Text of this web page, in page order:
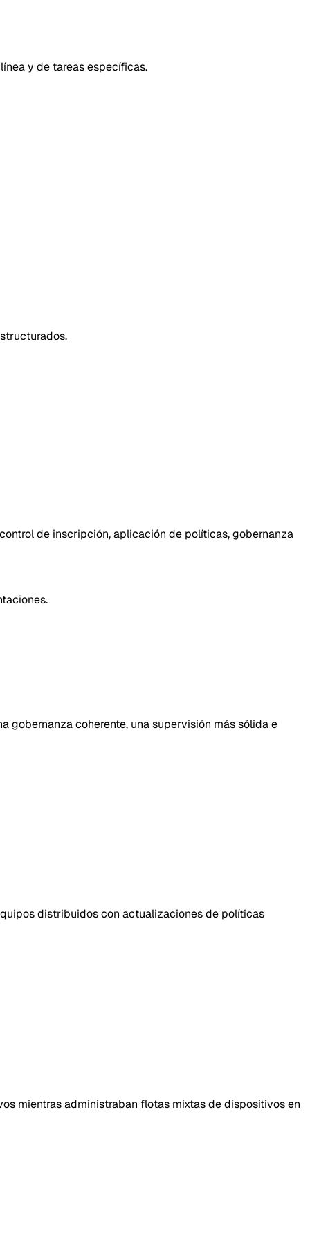
y de tareas específicas.
de inscripción, aplicación de políticas, gobernanza
gobernanza coherente, una supervisión más sólida e
distribuidos con actualizaciones de políticas
mientras administraban flotas mixtas de dispositivos en